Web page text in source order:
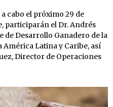
cabo el próximo 29 de
participarán el Dr. Andrés
de Desarrollo Ganadero de la
América Latina y Caribe, así
Director de Operaciones